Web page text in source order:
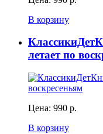
В корзину
летает по
Цена: 990 р.
В корзину